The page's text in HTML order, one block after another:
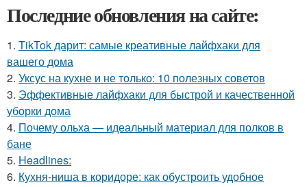
Последние обновления на сайте:
1. TikTok дарит: самые креативные лайфхаки для
вашего дома
2. Уксус на кухне и не только: 10 полезных советов
3. Эффективные лайфхаки для быстрой и качественной
уборки дома
4. Почему ольха — идеальный материал для полков в
бане
5. Headlines:
6. Кухня-ниша в коридоре: как обустроить удобное